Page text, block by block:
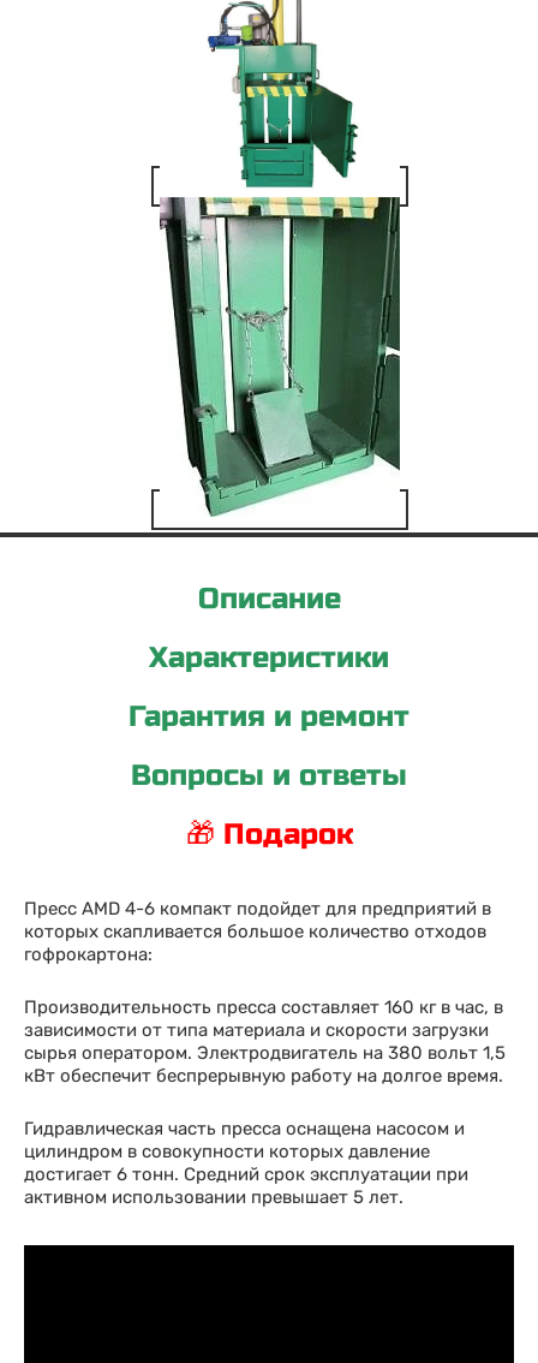
Описание
Характеристики
Гарантия и ремонт
Вопросы и ответы
🎁 Подарок
Пресс AMD 4-6 компакт подойдет для предприятий в
которых скапливается большое количество отходов
гофрокартона:
Производительность пресса составляет 160 кг в час, в
зависимости от типа материала и скорости загрузки
сырья оператором. Электродвигатель на 380 вольт 1,5
кВт обеспечит беспрерывную работу на долгое время.
Гидравлическая часть пресса оснащена насосом и
цилиндром в совокупности которых давление
достигает 6 тонн. Средний срок эксплуатации при
активном использовании превышает 5 лет.